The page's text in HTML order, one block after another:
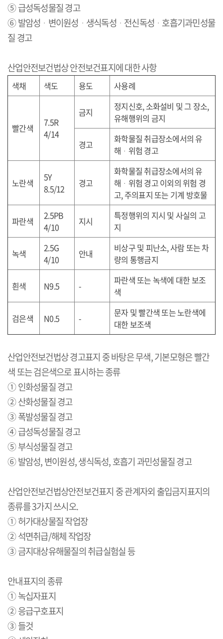
⑤ 급성독성물질 경고
⑥ 발암성 ᆞ 변이원성 ᆞ 생식독성ᆞ 전신독성 ᆞ 호흡기과민성물
질 경고
산업안전보건법상 안전보건표지에 대한 사항
색채 색도 용도 사용례
빨간색
7.5R
4/14
금지 정지신호,소화설비 및 그 장소,
유해행위의 금지
경고
화학물질 취급장소에서의 유
해 ᆞ 위험 경고
노란색
5Y
8.5/12
경고
화학물질 취급장소에서의 유
해 ᆞ 위험 경고 이외의 위험 경
고,주의표지 또는 기계 방호물
파란색
2.5PB
4/10
지시
특정행위의 지시 및 사실의 고
지
녹색
2.5G
4/10
안내 비상구 및 피난소,사람 또는 차
량의 통행금지
흰색 N9.5 -
파란색 또는 녹색에 대한 보조
색
검은색 N0.5 -
문자 및 빨간색 또는 노란색에
대한 보조색
산업안전보건법상 경고표지 중 바탕은 무색,기본모형은 빨간
색 또는 검은색으로 표시하는 종류
① 인화성물질 경고
② 산화성물질 경고
③ 폭발성물질 경고
④ 급성독성물질 경고
⑤ 부식성물질 경고
⑥ 발암성,변이원성,생식독성,호흡기 과민성물질 경고
산업안전보건법상안전보건표지 중 관계자외 출입금지표지의
종류를3가지 쓰시오.
① 허가대상물질 작업장
② 석면취급/해체 작업장
③ 금지대상유해물질의 취급실험실 등
안내표지의 종류
① 녹십자표지
② 응급구호표지
③ 들것